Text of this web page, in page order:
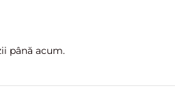
până acum.